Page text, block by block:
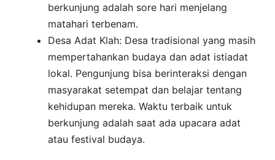
berkunjung adalah sore hari menjelang
matahari terbenam.
Desa Adat Klah: Desa tradisional yang masih
mempertahankan budaya dan adat istiadat
lokal. Pengunjung bisa berinteraksi dengan
masyarakat setempat dan belajar tentang
kehidupan mereka. Waktu terbaik untuk
berkunjung adalah saat ada upacara adat
atau festival budaya.